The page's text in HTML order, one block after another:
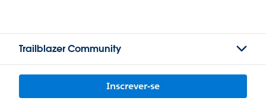
Trailblazer Community
Inscrever-se